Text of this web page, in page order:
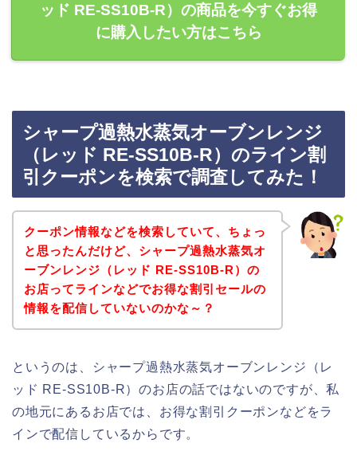
ッド RE-SS10B-R）の商品を今すぐお得
に購入したい方はこちら
シャープ過熱水蒸気オーブンレンジ
（レッド RE-SS10B-R）のライン割
引クーポンを検索で調査してみた！
クーポン情報などを検索していて、ちょっ
と思ったんだけど、シャープ過熱水蒸気オ
ーブンレンジ（レッド RE-SS10B-R）の
お店ってラインなどでお得な割引セールの
情報を配信していないのかな～？
というのは、シャープ過熱水蒸気オーブンレンジ（レ
ッド RE-SS10B-R）のお店の話ではないのですが、私
の地元にあるお店では、お得な割引クーポンなどをラ
インで配信しているからです。